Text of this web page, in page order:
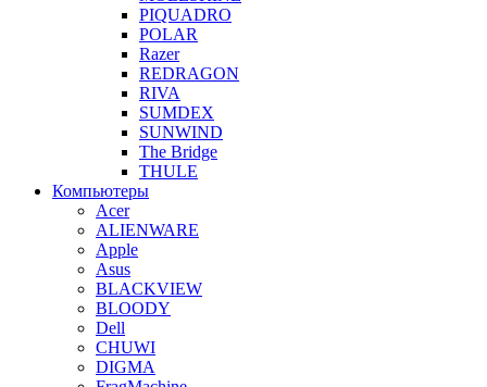
PIQUADRO
POLAR
Razer
REDRAGON
RIVA
SUMDEX
SUNWIND
The Bridge
THULE
Компьютеры
Acer
ALIENWARE
Apple
Asus
BLACKVIEW
BLOODY
Dell
CHUWI
DIGMA